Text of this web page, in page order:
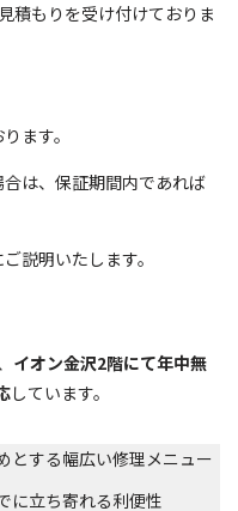
積もりを受け付けておりま
ます。
は、保証期間内であれば
説明いたします。
イオン金沢2階にて年中無
しています。
とする幅広い修理メニュー
に立ち寄れる利便性